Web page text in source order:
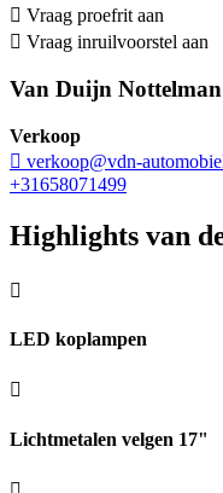
Vraag proefrit aan
Vraag inruilvoorstel aan
Van Duijn
Verkoop
verkoop@vdn-
+31658071499
Highlights van
LED koplampen
Lichtmetalen velgen 17"